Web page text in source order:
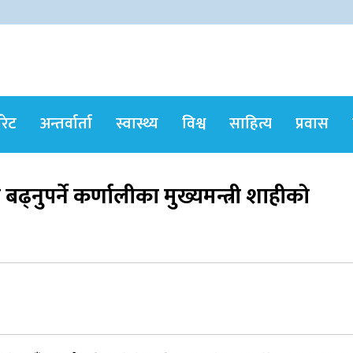
अन्तर्वार्ता स्वास्थ्य विश्व साहित्य प्रवास
कर्णालीका मुख्यमन्त्री शाहीकाे